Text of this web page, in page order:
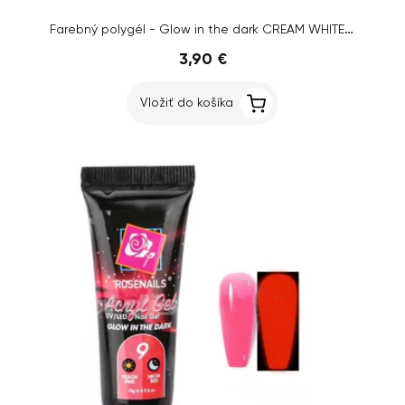
Farebný polygél - Glow in the dark CREAM WHITE/BLUE č.01, 15g
3,90 €
Vložiť do košíka